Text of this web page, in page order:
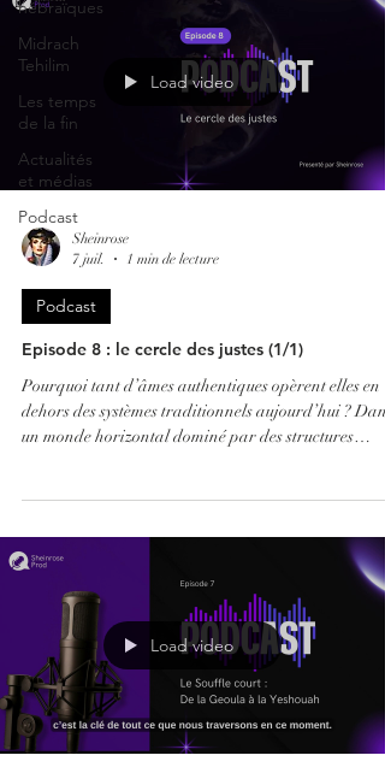
hébraïques
Midrach
Tehilim
Les temps
de la fin
Actualités
et médias
Podcast
Load video
Sheinrose
7 juil.
1 min de lecture
Podcast
Episode 8 : le cercle des justes (1/1)
Pourquoi tant d’âmes authentiques opèrent elles en
dehors des systèmes traditionnels aujourd’hui ? Dans
un monde horizontal dominé par des structures
nouvel épisode. En nous appuyant sur la Torah 183
Likouté Moharan de Rabbi Nahman de Breslev et la
paracha Behaalotekha, nous explorons le secret du «
Cercle des Ju
Load video